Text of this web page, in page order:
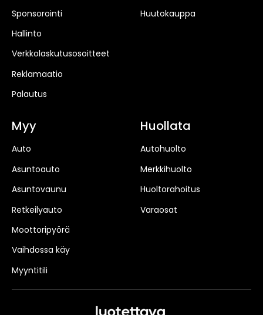
Sponsorointi
Hallinto
Verkkolaskutusosoitteet
Reklamaatio
Palautus
Huutokauppa
Myy
Auto
Asuntoauto
Asuntovaunu
Retkeilyauto
Moottoripyörä
Vaihdossa käy
Myyntitili
Huollata
Autohuolto
Merkkihuolto
Huoltorahoitus
Varaosat